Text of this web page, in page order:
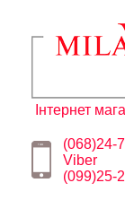
Інтернет
(068)24-
Viber
(099)25-